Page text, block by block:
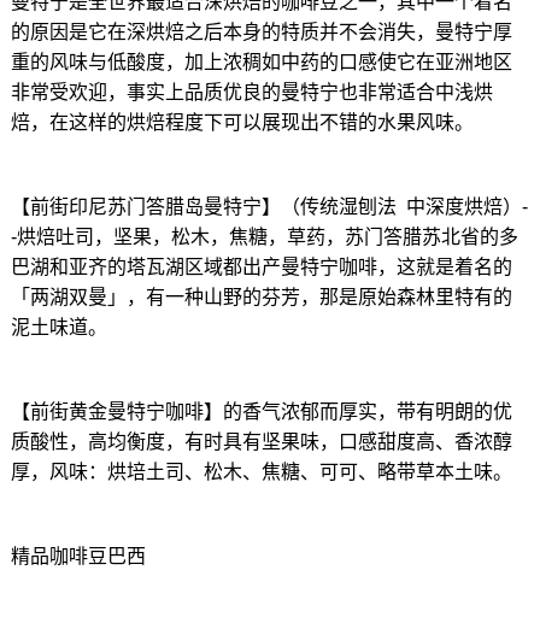
的原因是它在深烘焙之后本身的特质并不会消失，曼特宁厚
重的风味与低酸度，加上浓稠如中药的口感使它在亚洲地区
非常受欢迎，事实上品质优良的曼特宁也非常适合中浅烘
焙，在这样的烘焙程度下可以展现出不错的水果风味。
【前街印尼苏门答腊岛曼特宁】（传统湿刨法 中深度烘焙）-
-烘焙吐司，坚果，松木，焦糖，草药，苏门答腊苏北省的多
巴湖和亚齐的塔瓦湖区域都出产曼特宁咖啡，这就是着名的
「两湖双曼」，有一种山野的芬芳，那是原始森林里特有的
泥土味道。
【前街黄金曼特宁咖啡】的香气浓郁而厚实，带有明朗的优
质酸性，高均衡度，有时具有坚果味，口感甜度高、香浓醇
厚，风味：烘培土司、松木、焦糖、可可、略带草本土味。
精品咖啡豆巴西